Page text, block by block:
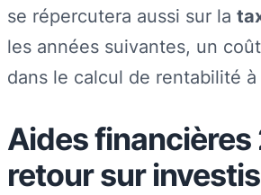
se répercutera aussi sur la
les années suivantes, un
dans le calcul de rentabilité
Aides financières
retour sur